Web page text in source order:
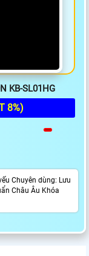
KB-SL01HG
8%)
Chuyên dùng: Lưu
Châu Âu Khóa